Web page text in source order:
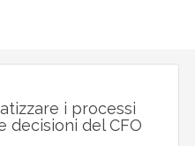
i processi
decisioni del CFO